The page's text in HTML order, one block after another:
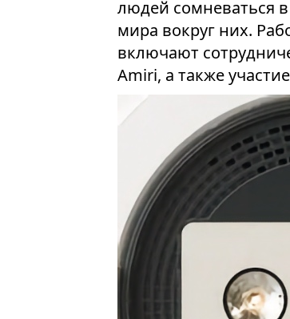
людей сомневаться
мира вокруг них.
включают
Amiri, а также